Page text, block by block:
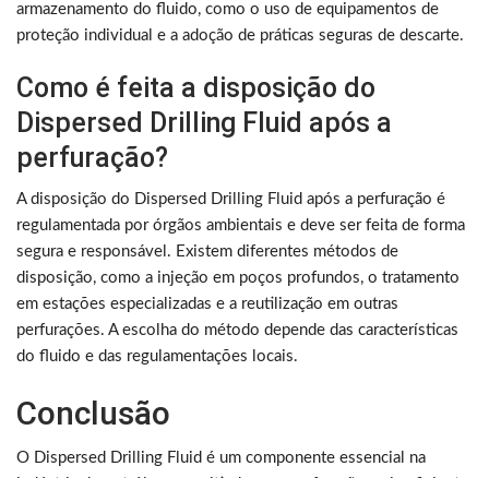
armazenamento do fluido, como o uso de equipamentos de
proteção individual e a adoção de práticas seguras de descarte.
Como é feita a disposição do
Dispersed Drilling Fluid após a
perfuração?
A disposição do Dispersed Drilling Fluid após a perfuração é
regulamentada por órgãos ambientais e deve ser feita de forma
segura e responsável. Existem diferentes métodos de
disposição, como a injeção em poços profundos, o tratamento
em estações especializadas e a reutilização em outras
perfurações. A escolha do método depende das características
do fluido e das regulamentações locais.
Conclusão
O Dispersed Drilling Fluid é um componente essencial na